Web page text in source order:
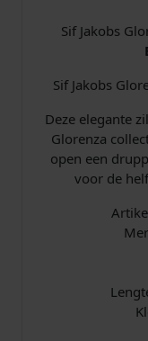
l
c
S
J
-
N
4
8
C
Z
Sif Jakobs
Sif Jakobs
Deze elegante
Glorenza
open een
voor de